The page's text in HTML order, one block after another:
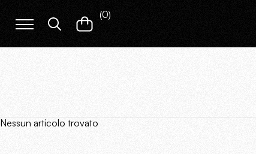
(0)
Nessun articolo trovato